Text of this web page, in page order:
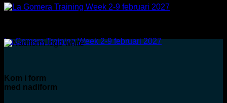
La Gomera Training Week 2-9 februari 2027
Kom i form
med nadiform